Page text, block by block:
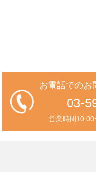
お電話でのお
03-
営業時間